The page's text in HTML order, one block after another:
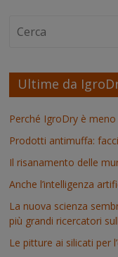
Ultime da
Perché IgroDry è
Prodotti antimuffa:
Il risanamento delle
Anche l’intelligenza
La nuova scienza
più grandi ricercatori
Le pitture ai silicati per